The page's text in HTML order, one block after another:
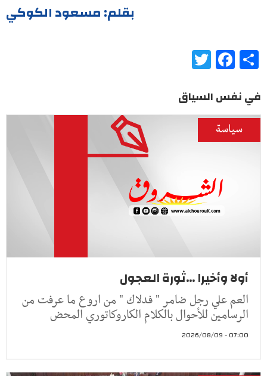
بقلم: مسعود الكوكي
Share
Facebook
في نفس السياق
سياسة
أولا وأخيرا ...ثورة العجول
العم علي رجل ضامر " فدلاك " من اروع ما عرفت من
الرسامين للأحوال بالكلام الكاروكاتوري المحض
07:00 - 2026/08/09